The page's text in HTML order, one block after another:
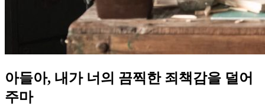
아들아, 내가 너의 끔찍한 죄책감을 덜어
주마